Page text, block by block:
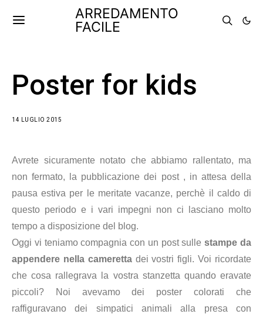
ARREDAMENTO
FACILE
Poster for kids
14 LUGLIO 2015
Avrete sicuramente notato che abbiamo rallentato, ma
non fermato,
la pubblicazione dei post , in attesa della
pausa estiva per le meritate vacanze, perchè il caldo di
questo periodo e i vari impegni non ci lasciano molto
tempo a disposizione del blog.
Oggi vi teniamo compagnia con un post sulle stampe da
appendere nella camerettadei vostri figli. Voi ricordate
che cosa rallegrava la vostra stanzetta quando eravate
piccoli? Noi avevamo dei poster colorati che
raffiguravano dei simpatici animali alla presa con